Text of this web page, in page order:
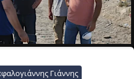
Γιάννης